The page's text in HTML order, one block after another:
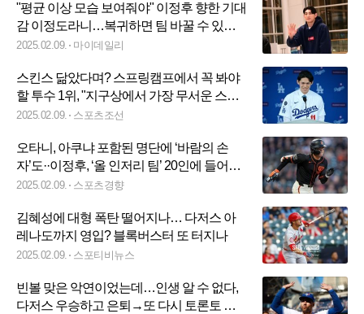
"평균 이상 모습 보여줘야" 이정후 향한 기대
감 이정도라니…복귀하면 팀 바꿀 수 있는
'20인 선정'
2025.02.09. 마이데일리
스킨스 닮았다며? 스프링캠프에서 꼭 봐야
할 투수 1위, "지구상에서 가장 무서운 스플
리터"
2025.02.09. 스포츠조선
오타니, 아쿠냐 포함된 명단에 ‘바람의 손
자’도··이정후, ‘올 인저리 팀’ 20인에 들어
“SF가 경쟁력 갖추기 위해 꼭 필요한 선수”
2025.02.09. 스포츠경향
김혜성에 대형 폭탄 떨어지나… 다저스 아
레나도까지 영입? 블록버스터 또 터지나
2025.02.09. 스포티비뉴스
빈볼 맞은 악연이었는데…인생 알 수 없다,
다저스 우승하고 은퇴→또 다시 토론토 복